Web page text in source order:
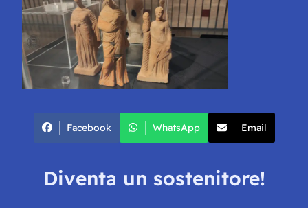
Facebook WhatsApp Email
Diventa un sostenitore!